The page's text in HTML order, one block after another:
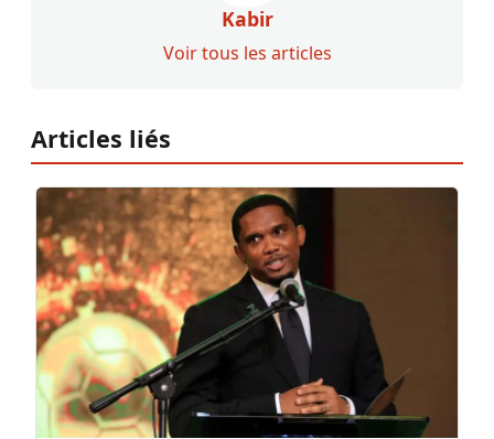
Kabir
Voir tous les articles
Articles liés